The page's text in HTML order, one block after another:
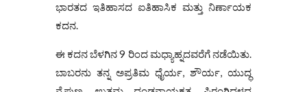
ಭಾರತದ ಇತಿಹಾಸದ ಐತಿಹಾಸಿಕ ಮತ್ತು ನಿರ್ಣಾಯಕ
ಕದನ.
ಈ ಕದನ ಬೆಳಗಿನ 9 ರಿಂದ ಮಧ್ಯಾಹ್ನದವರೆಗೆ ನಡೆಯಿತು.
ಬಾಬರನು ತನ್ನ ಅಪ್ರತಿಮ ಧೈರ್ಯ, ಶೌರ್ಯ, ಯುದ್ಧ